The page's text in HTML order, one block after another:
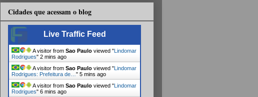
Cidades que acessam o blog
Live Traffic Feed
A visitor from Sao Paulo viewed " Lindomar
Rodrigues" 2 mins ago
A visitor from Sao Paulo viewed " Lindomar
Rodrigues: Prefeitura de… " 5 mins ago
A visitor from Sao Paulo viewed " Lindomar
Rodrigues" 6 mins ago